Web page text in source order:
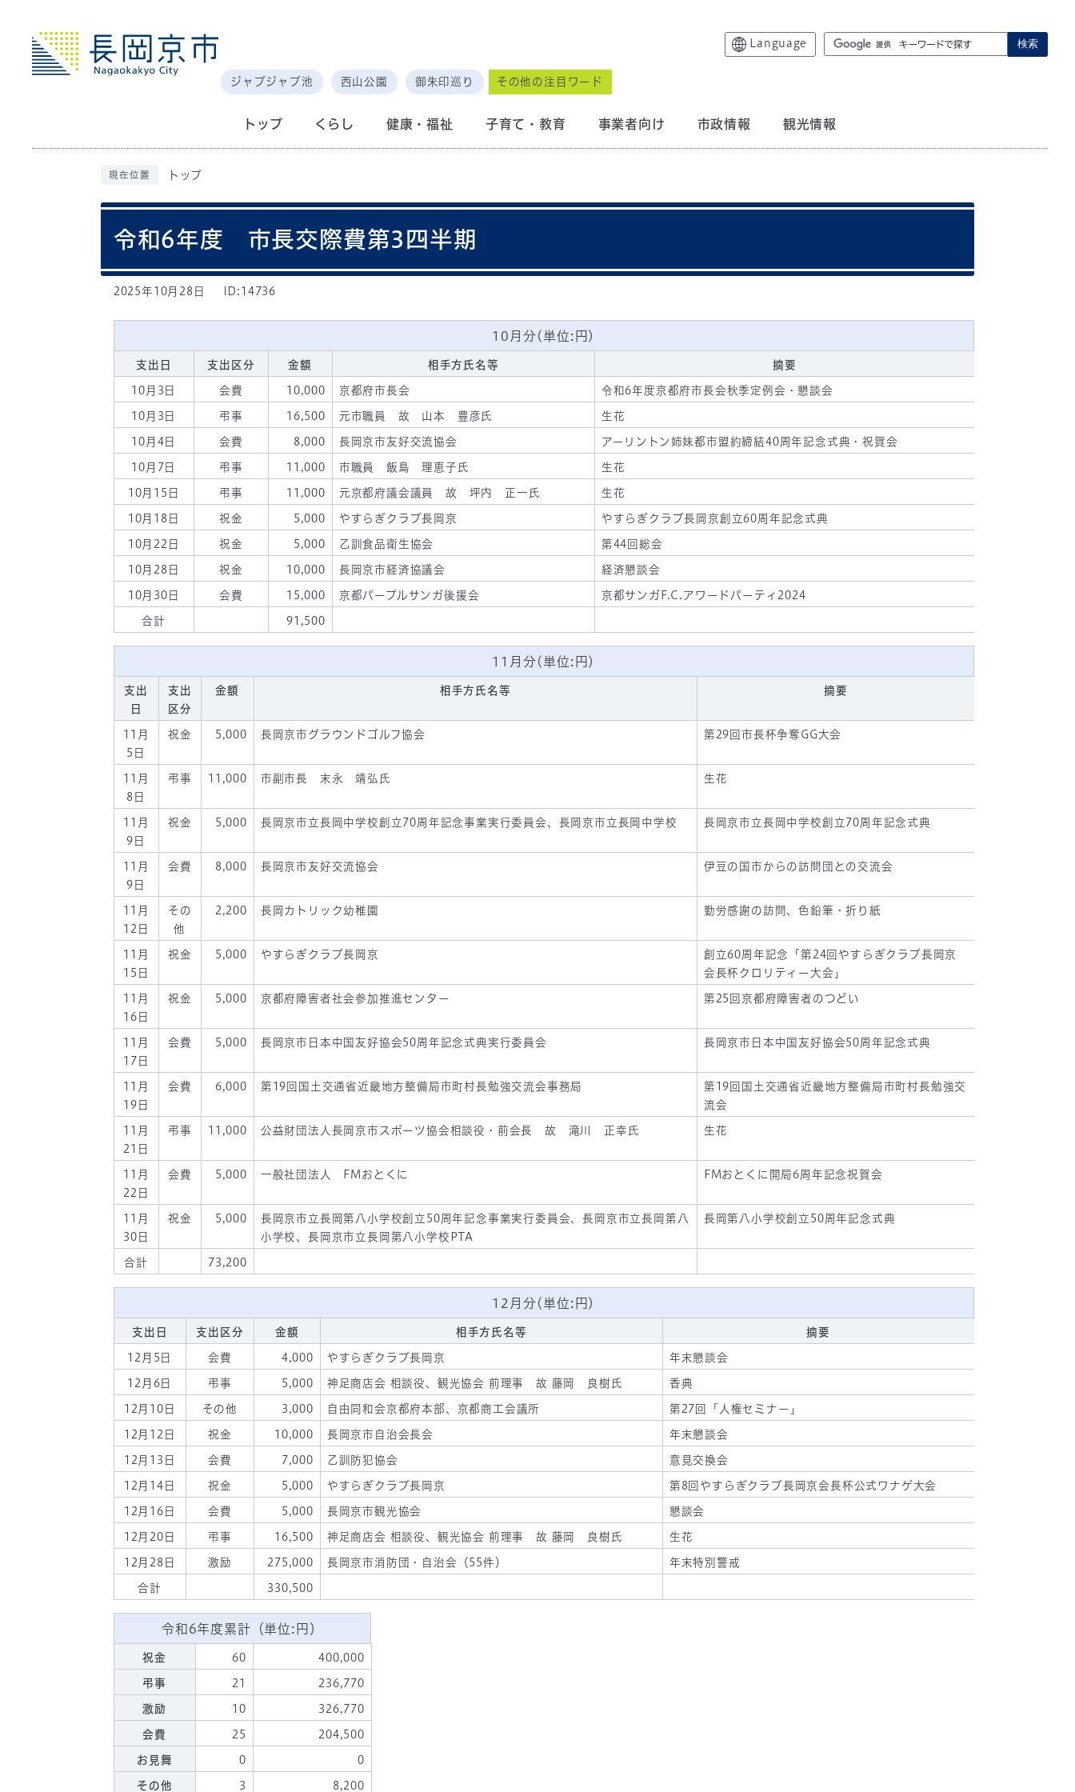
Language 検索
ジャブジャブ池 西山公園 御朱印巡り その他の注目ワード
トップ くらし 健康・福祉 子育て・教育 事業者向け 市政情報 観光情報
現在位置 トップ
令和6年度 市長交際費第3四半期
2025年10月28日 ID:14736
10月分(単位:円)
支出日 支出区分 金額 相手方氏名等 摘要
10月3日 会費 10,000 京都府市長会 令和6年度京都府市長会秋季定例会・懇談会
10月3日 弔事 16,500 元市職員 故 山本 豊彦氏 生花
10月4日 会費 8,000 長岡京市友好交流協会 アーリントン姉妹都市盟約締結40周年記念式典・祝賀会
10月7日 弔事 11,000 市職員 飯島 理恵子氏 生花
10月15日 弔事 11,000 元京都府議会議員 故 坪内 正一氏 生花
10月18日 祝金 5,000 やすらぎクラブ長岡京 やすらぎクラブ長岡京創立60周年記念式典
10月22日 祝金 5,000 乙訓食品衛生協会 第44回総会
10月28日 祝金 10,000 長岡京市経済協議会 経済懇談会
10月30日 会費 15,000 京都パープルサンガ後援会 京都サンガF.C.アワードパーティ2024
合計 91,500
11月分(単位:円)
支出
日
支出
区分
金額 相手方氏名等 摘要
11月
5日
祝金 5,000 長岡京市グラウンドゴルフ協会 第29回市長杯争奪GG大会
11月
8日
弔事 11,000 市副市長 末永 靖弘氏 生花
11月
9日
祝金 5,000 長岡京市立長岡中学校創立70周年記念事業実行委員会、長岡京市立長岡中学校 長岡京市立長岡中学校創立70周年記念式典
11月
9日
会費 8,000 長岡京市友好交流協会 伊豆の国市からの訪問団との交流会
11月
12日
その
他
2,200 長岡カトリック幼稚園 勤労感謝の訪問、色鉛筆・折り紙
11月
15日
祝金 5,000 やすらぎクラブ長岡京
創立60周年記念「第24回やすらぎクラブ長岡京
会長杯クロリティー大会」
11月
16日
祝金 5,000 京都府障害者社会参加推進センター 第25回京都府障害者のつどい
11月
17日
会費 5,000 長岡京市日本中国友好協会50周年記念式典実行委員会 長岡京市日本中国友好協会50周年記念式典
11月
19日
会費 6,000 第19回国土交通省近畿地方整備局市町村長勉強交流会事務局
第19回国土交通省近畿地方整備局市町村長勉強交
流会
11月
21日
弔事 11,000 公益財団法人長岡京市スポーツ協会相談役・前会長 故 滝川 正幸氏 生花
11月
22日
会費 5,000 一般社団法人 FMおとくに FMおとくに開局6周年記念祝賀会
11月
30日
祝金 5,000
長岡京市立長岡第八小学校創立50周年記念事業実行委員会、長岡京市立長岡第八
小学校、長岡京市立長岡第八小学校PTA
長岡第八小学校創立50周年記念式典
合計 73,200
12月分(単位:円)
支出日 支出区分 金額 相手方氏名等 摘要
12月5日 会費 4,000 やすらぎクラブ長岡京 年末懇談会
12月6日 弔事 5,000 神足商店会 相談役、観光協会 前理事 故 藤岡 良樹氏 香典
12月10日 その他 3,000 自由同和会京都府本部、京都商工会議所 第27回「人権セミナー」
12月12日 祝金 10,000 長岡京市自治会長会 年末懇談会
12月13日 会費 7,000 乙訓防犯協会 意見交換会
12月14日 祝金 5,000 やすらぎクラブ長岡京 第8回やすらぎクラブ長岡京会長杯公式ワナゲ大会
12月16日 会費 5,000 長岡京市観光協会 懇談会
12月20日 弔事 16,500 神足商店会 相談役、観光協会 前理事 故 藤岡 良樹氏 生花
12月28日 激励 275,000 長岡京市消防団・自治会（55件） 年末特別警戒
合計 330,500
令和6年度累計（単位:円）
祝金 60 400,000
弔事 21 236,770
激励 10 326,770
会費 25 204,500
お見舞 0 0
その他 3 8,200